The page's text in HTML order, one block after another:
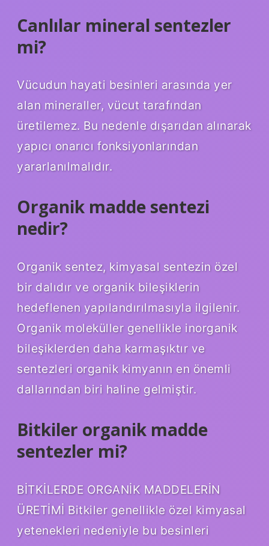
Canlılar mineral sentezler
mi?
Vücudun hayati besinleri arasında yer
alan mineraller, vücut tarafından
üretilemez. Bu nedenle dışarıdan alınarak
yapıcı onarıcı fonksiyonlarından
yararlanılmalıdır.
Organik madde sentezi
nedir?
Organik sentez, kimyasal sentezin özel
bir dalıdır ve organik bileşiklerin
hedeflenen yapılandırılmasıyla ilgilenir.
Organik moleküller genellikle inorganik
bileşiklerden daha karmaşıktır ve
sentezleri organik kimyanın en önemli
dallarından biri haline gelmiştir.
Bitkiler organik madde
sentezler mi?
BİTKİLERDE ORGANİK MADDELERİN
ÜRETİMİ Bitkiler genellikle özel kimyasal
yetenekleri nedeniyle bu besinleri